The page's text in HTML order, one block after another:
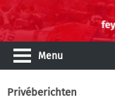
Menu
Privéberichten